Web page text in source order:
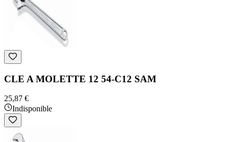
CLE A MOLETTE 12 54-C12 SAM
25,87 €
Indisponible